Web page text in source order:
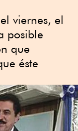
viernes, el
posible
que
éste